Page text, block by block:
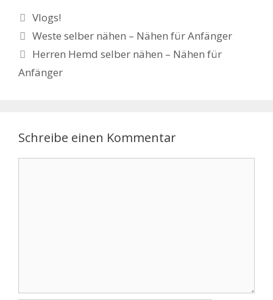
Kategorien
Vlogs!
Weste selber nähen – Nähen für Anfänger
Herren Hemd selber nähen – Nähen für
Anfänger
Schreibe einen Kommentar